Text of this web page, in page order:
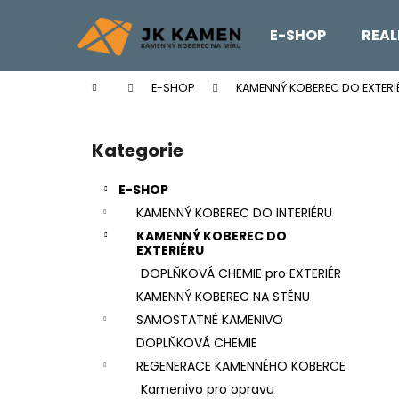
E-SHOP
Domů E-SHOP KAMENNÝ KOBEREC DO
Přeskočit
kategorie
Kategorie
E-SHOP
KAMENNÝ KOBEREC DO INTERIÉRU
KAMENNÝ KOBEREC DO
EXTERIÉRU
DOPLŇKOVÁ CHEMIE pro EXTERIÉR
KAMENNÝ KOBEREC NA STĚNU
SAMOSTATNÉ KAMENIVO
DOPLŇKOVÁ CHEMIE
REGENERACE KAMENNÉHO KOBERCE
Kamenivo pro opravu
í
Zpět
do
Zpět
do
REVITALIZAČNÍ NÁTĚR EMZ R EP